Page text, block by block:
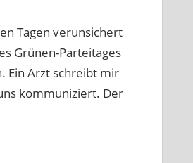
Tagen verunsichert
Grünen-Parteitages
Ein Arzt schreibt mir
kommuniziert. Der